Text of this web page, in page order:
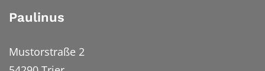
Paulinus
Mustorstraße 2